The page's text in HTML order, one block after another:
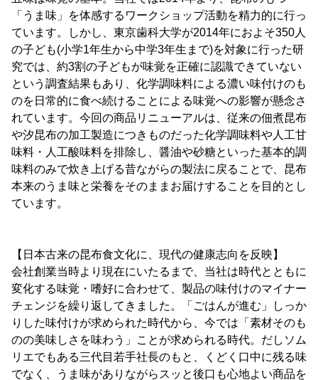
「うま味」を体感するワークショップ活動を精力的に行っ
ています。しかし、東京歯科大学が2014年におよそ350人
の子ども(小学1年生から中学3年生まで)を対象に行った研
究では、約3割の子どもが味覚を正確に認識できていない
という調査結果もあり、化学調味料による濃い味付けのも
のを日常的に食べ続けることによる味覚への影響が懸念さ
れています。今回の商品リニューアルは、従来の佃煮昆布
や汐昆布の加工製造につきものだった化学調味料や人工甘
味料・人工酸味料を排除し、醤油や砂糖といった基本的調
味料のみで炊き上げる昔ながらの製法に戻ることで、昆布
本来のうま味と栄養をそのままお届けすることを目的とし
ています。
【日本古来の昆布食文化に、現代の健康志向を反映】
会社創業当時より現在にいたるまで、当社は時代とともに
変化する味覚・嗜好に合わせて、製品の味付けのマイナー
チェンジを繰り返してきました。「ごはんが進む」しっか
りした味付けが求められた時代から、今では「素材そのも
のの美味しさを味わう」ことが求められる時代。だしソム
リエでもある三代目若手社長のもと、くどく口中に残る味
でなく、うま味がありながらスッと後口も心地よい商品を